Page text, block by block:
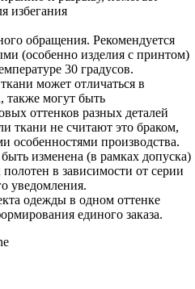
избегания
обращения. Рекомендуется
(особенно изделия с принтом)
30 градусов.
может отличаться в
также могут быть
оттенков разных деталей
ткани не считают это браком,
особенностями производства.
изменена (в рамках допуска)
в зависимости от серии
уведомления.
одежды в одном оттенке
единого заказа.